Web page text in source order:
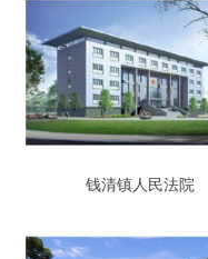
钱清镇人民法院